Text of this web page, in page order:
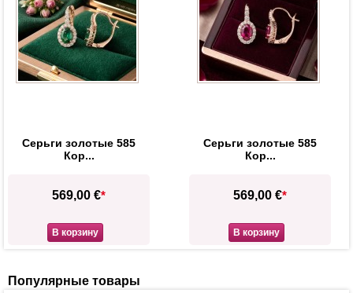
Серьги золотые 585
Кор...
569,00 €*
В корзину
Серьги золотые 585
Кор...
569,00 €*
В корзину
Популярные товары